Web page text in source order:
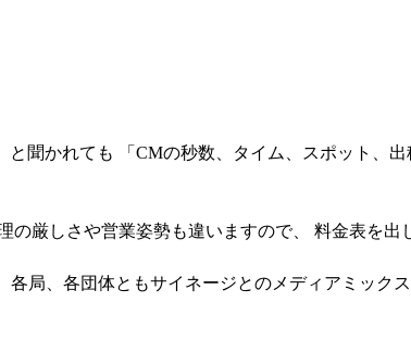
聞かれても 「CMの秒数、タイム、スポット、
厳しさや営業姿勢も違いますので、 料金表を出
各局、各団体ともサイネージとのメディアミッ